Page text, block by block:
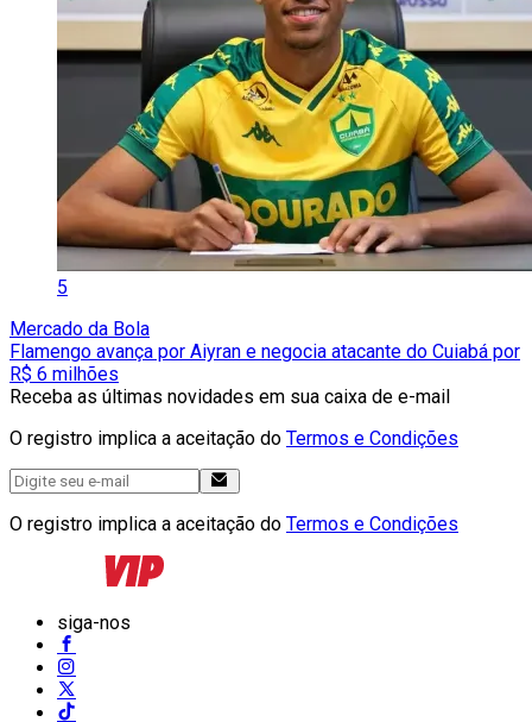
5
Mercado da Bola
Flamengo avança por Aiyran e negocia atacante do Cuiabá por
R$ 6 milhões
Receba as últimas novidades em sua caixa de e-mail
O registro implica a aceitação do Termos e Condições
O registro implica a aceitação do Termos e Condições
siga-nos